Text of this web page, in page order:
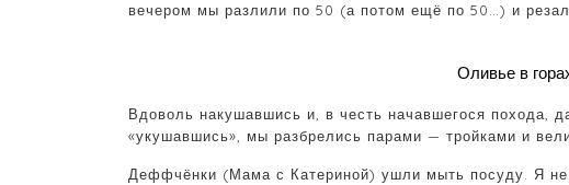
вечером мы разлили по 50 (а потом ещё по 50…) и
Оливье в
Вдоволь накушавшись и, в честь начавшегося похода,
«укушавшись», мы разбрелись парами — тройками и
Деффчёнки (Мама с Катериной) ушли мыть посуду. Я